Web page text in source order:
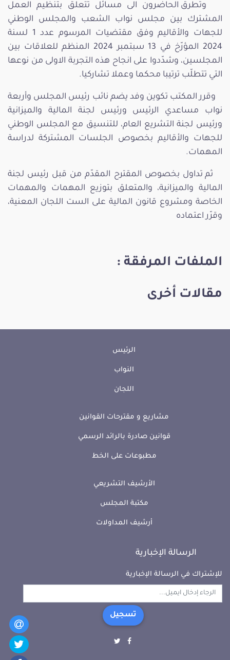
وتطرق الحاضرون الى مسائل تتعلق بتنظيم العمل
المشترك بين مجلس نواب الشعب والمجلس الوطني
للجهات والأقاليم وفق مقتضيات المرسوم عدد 1 لسنة
2024 المؤرّخ في 13 سبتمبر 2024 المنظم للعلاقات بين
المجلسين، وشدّدوا على انجاح هذه التجربة الاولى من نوعها
التي تتطلّب ترتيبا محكما وعملا تشاركيا.
وقرر المكتب تكوين وفد يضم نائب رئيس المجلس وأربعة
نواب مساعدي الرئيس ورئيس لجنة المالية والميزانية
ورئيس لجنة التشريع العام، للتنسيق مع المجلس الوطني
للجهات والأقاليم بخصوص الجلسات المشتركة لدراسة
المهمات.
ثم تداول بخصوص المقترح المقدّم من قبل رئيس لجنة
المالية والميزانية، والمتعلق بتوزيع المهمات والمهمات
الخاصة ومشروع قانون المالية على الست اللجان المعنية،
وقرّر اعتماده
الملفات المرفقة :
مقالات أخرى
الرئيس
النواب
اللجان
مشاريع و مقترحات القوانين
قوانين صادرة بالرائد الرسمي
مطبوعات على الخط
الأرشيف التشريعي
مكتبة المجلس
أرشيف المداولات
الرسالة الإخبارية
للإشتراك في الرسالة الإخبارية
تسجيل